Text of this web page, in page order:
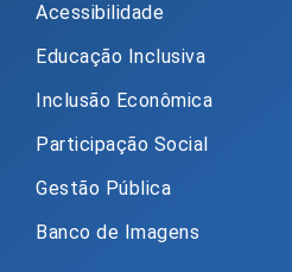
Acessibilidade
Educação Inclusiva
Inclusão Econômica
Participação Social
Gestão Pública
Banco de Imagens